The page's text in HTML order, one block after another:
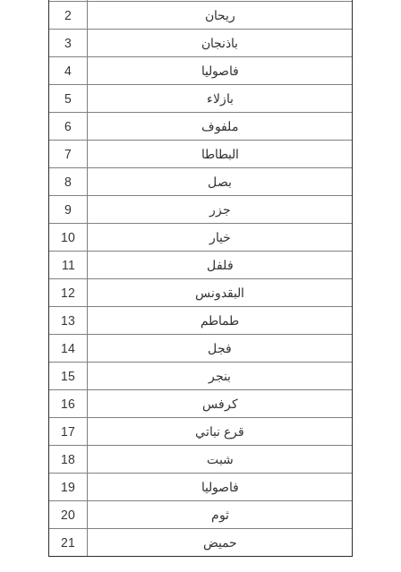
2
ريحان
3
باذنجان
4
فاصوليا
5
بازلاء
6
ملفوف
7
البطاطا
8
بصل
9
جزر
10
خيار
11
فلفل
12
البقدونس
13
طماطم
14
فجل
15
بنجر
16
كرفس
17
قرع نباتي
18
شبت
19
فاصوليا
20
ثوم
21
حميض